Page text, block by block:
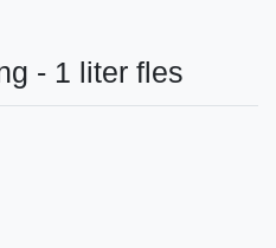
- 1 liter fles